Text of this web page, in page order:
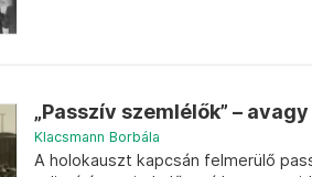
„Passzív szemlélők” –
Klacsmann Borbála
A holokauszt kapcsán felmerülő